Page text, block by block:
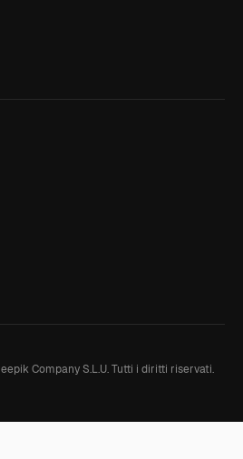
Company S.L.U. Tutti i diritti riservati.